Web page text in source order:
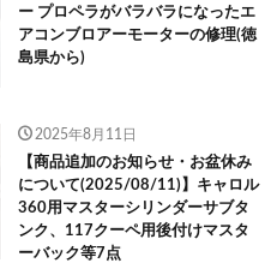
ー プロペラがバラバラになったエ
アコンブロアーモーターの修理(徳
島県から)
2025年8月11日
【商品追加のお知らせ・お盆休み
について(2025/08/11)】キャロル
360用マスターシリンダーサブタ
ンク、117クーペ用後付けマスタ
ーバック等7点